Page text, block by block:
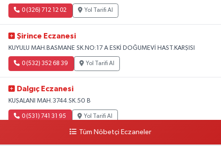
0 (326) 712 12 02 Yol Tarifi Al
Şirince Eczanesi
KUYULU MAH.BASMANE SK.NO:17 A ESKİ DOĞUMEVİ HAST.KARŞISI
0 (532) 352 68 39 Yol Tarifi Al
Dalgıç Eczanesi
KUŞALANI MAH.3744.SK.50 B
0 (531) 741 31 95 Yol Tarifi Al
Tüm Nöbetçi Eczaneler